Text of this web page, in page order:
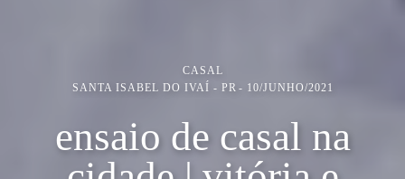
CASAL
SANTA ISABEL DO IVAÍ - PR
10/JUNHO/2021
ensaio de casal na